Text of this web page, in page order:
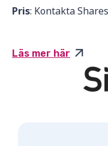
Pris: Kontakta
Läs mer här